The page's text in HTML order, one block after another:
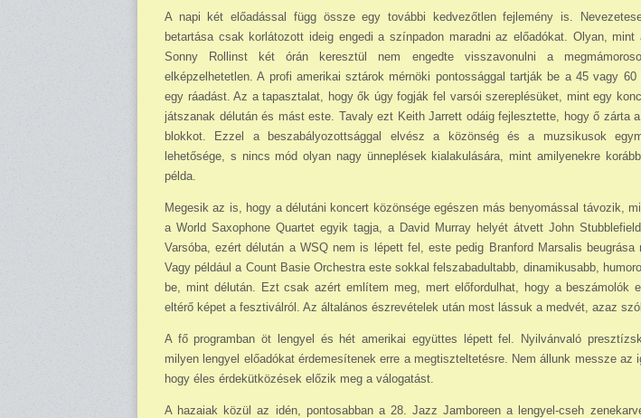
A napi két előadással függ össze egy további kedvezőtlen fejlemény is.
betartása csak korlátozott ideig engedi a színpadon maradni az előadókat. Olyan, mint
Sonny Rollinst két órán keresztül nem engedte vissza­vonulni a
elképzelhetetlen. A profi amerikai sztárok mérnöki pontossággal tartják be a 45 vagy
egy ráadást. Az a tapasztalat, hogy ők úgy fogják fel varsói szereplésüket, mint egy
játszanak délután és mást este. Tavaly ezt Keith Jarrett odáig fejlesztette, hogy ő zárta
blokkot. Ezzel a beszabályozottsággal elvész a közönség és a mu­zsikusok
lehetősége, s nincs mód olyan nagy ünneplések kia­lakulására, mint amilyenekre
példa.
Megesik az is, hogy a délutáni koncert közönsége egészen más benyomással távozik,
a World Saxophone Quartet egyik tagja, a David Murray helyét átvett John
Varsóba, ezért délután a WSQ nem is lépett fel, este pedig Branford Marsalis beugrása
Vagy például a Count Basie Orchestra este sokkal felszabadultabb, dinamikusabb,
be, mint délután. Ezt csak azért említem meg, mert előfordulhat, hogy a beszámolók
eltérő képet a fesztiválról. Az általános észrevételek után most lássuk a med­vét, azaz
A fő programban öt lengyel és hét amerikai együttes lépett fel. Nyilvánvaló
milyen lengyel előadókat érdemesítenek erre a megtiszteltetésre. Nem állunk messze az
hogy éles érdekütközések előzik meg a válogatást.
A hazaiak közül az idén, pontosabban a 28. Jazz Jamboreen a lengyel-cseh